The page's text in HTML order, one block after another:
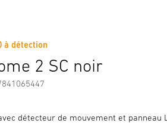
à détection
2 SC noir
détecteur de mouvement et panneau
Informations sur le fabricant